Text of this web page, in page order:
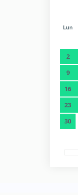
Lun
2
9
16
23
30